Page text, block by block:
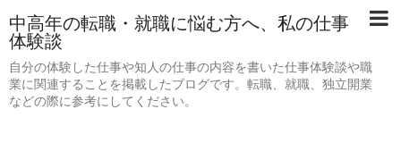
中高年の転職・就職に悩む方へ、私の仕事
体験談
自分の体験した仕事や知人の仕事の内容を書いた仕事体験談や職
業に関連することを掲載したブログです。転職、就職、独立開業
などの際に参考にしてください。